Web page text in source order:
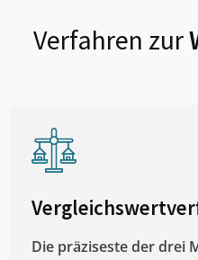
Verfahren zur
Die präziseste der drei